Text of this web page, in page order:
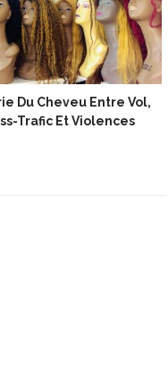
Du Cheveu Entre Vol,
Trafic Et Violences